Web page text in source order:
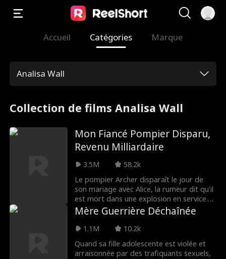
Accueil Catégories Marque
Analisa Wall
Collection de films Analisa Wall
Mon Fiancé Pompier Disparu,
Revenu Milliardaire
3.5M
58.2k
Le pompier Archer disparaît le jour de
son mariage avec Alice, la rumeur dit qu'il
est mort dans une explosion en service.
Les parents cupides d'Alice la poussent
nouveau mariage, Alice revoit enfin son
autre.
Mère Guerrière Déchaînée
1.1M
10.2k
Quand sa fille adolescente est violée et
arraisonnée par des trafiquants sexuels,